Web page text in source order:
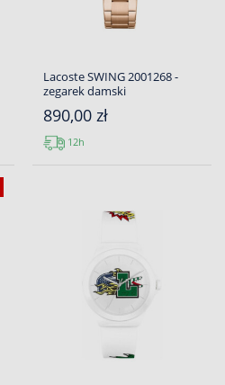
Lacoste SWING 2001268 -
zegarek damski
890,00 zł
12h